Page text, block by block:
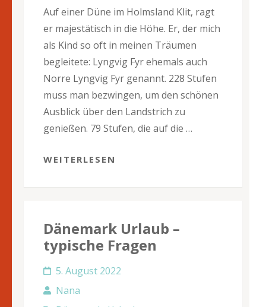
Auf einer Düne im Holmsland Klit, ragt
er majestätisch in die Höhe. Er, der mich
als Kind so oft in meinen Träumen
begleitete: Lyngvig Fyr ehemals auch
Norre Lyngvig Fyr genannt. 228 Stufen
muss man bezwingen, um den schönen
Ausblick über den Landstrich zu
genießen. 79 Stufen, die auf die …
WEITERLESEN
Dänemark Urlaub –
typische Fragen
5. August 2022
Nana